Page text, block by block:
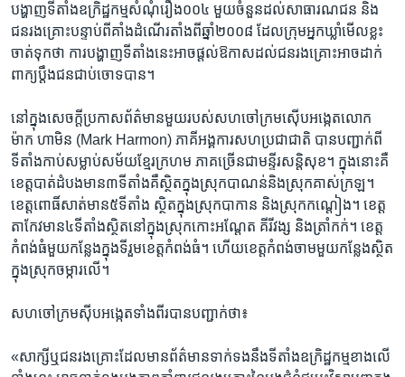
បង្ហាញ​ទីតាំង​ឧក្រិដ្ឋកម្ម​សំណុំរឿង​០០៤ ​មួយ​ចំនួន​ដល់​សាធារណជន​ និង​
ជនរងគ្រោះ​បន្ទាប់​ពី​គាំងដំណើរ​តាំង​ពី​ឆ្នាំ​២០០៨ ​ដែល​ក្រុម​អ្នក​ឃ្លាំ​មើល​ខ្លះ​
ចាត់​ទុក​ថា​ ការ​បង្ហាញ​ទីតាំង​នេះ​អាច​ផ្តល់​ឱកាស​ដល់​ជន​រងគ្រោះ​អាច​ដាក់​
ពាក្យ​ប្តឹង​ជនជាប់​ចោទ​បាន។
នៅ​ក្នុង​សេចក្តី​ប្រកាស​ព័ត៌មាន​មួយ​របស់​សហចៅក្រម​ស៊ើបអង្កេត​លោក ​
ម៉ាក ហាមិន​ (Mark Harmon) ភាគី​អង្គការ​សហប្រជាជាតិ ​បាន​បញ្ជាក់​ពី​
ទីតាំង​កាប់​សម្លាប់​សម័យ​ខ្មែរក្រហម​ ភាគ​ច្រើន​ជា​មន្ទីរ​សន្តិសុខ។​ ក្នុង​នោះ​គឺ​
ខេត្ត​បាត់ដំបង​មាន​៣​ទី​តាំង​គឺ​ស្ថិត​ក្នុង​ស្រុក​បាណន់​និង​ស្រុក​គាស់ក្រឡ។ ​
ខេត្ត​ពោធិ៍សាត់​មាន​៥​ទី​តាំង​ ស្ថិត​ក្នុង​ស្រុក​បាកាន​ និង​ស្រុក​កណ្តៀង។​ ខេត្ត​
តាកែវ​មាន​៤​ទីតាំង​ស្ថិត​នៅ​ក្នុង​ស្រុក​កោះអណ្តែត​ គីរីវង្ស ​និង​ត្រាំកក់។​ ខេត្ត​
កំពង់ធំ​មួយ​កន្លែង​ក្នុង​ទី​រួម​ខេត្ត​កំពង់ធំ។​ ហើយ​ខេត្ត​កំពង់ចាម​មួយ​កន្លែង​ស្ថិត​
ក្នុង​ស្រុក​ចម្ការលើ។
សហចៅក្រម​ស៊ីបអង្កេត​ទាំង​ពីរ​បាន​បញ្ជាក់​ថា៖
«សាក្សី​ឬ​ជនរងគ្រោះ​ដែល​មាន​ព័ត៌មាន​ទាក់ទង​នឹង​ទី​តាំង​ឧក្រិដ្ឋកម្ម​ខាង​លើ​